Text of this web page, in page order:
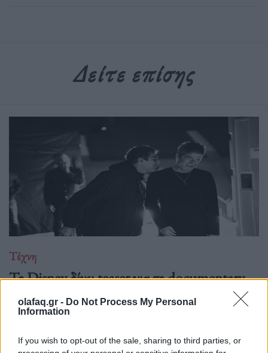
olafaq.gr - Do Not Process My Personal
Information
If you wish to opt-out of the sale, sharing to third parties, or
Δείτε επίσης
Τέχνη
Το Disney δίνει teaser για το documentary
“Don’t Look Back in Anger” των Oasis
07.07.26
Το "Don’t Look Back in Anger" καταγράφει την επανένωση